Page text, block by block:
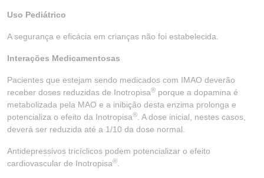
Uso Pediátrico
A segurança e eficácia em crianças não foi estabelecida.
Interações Medicamentosas
Pacientes que estejam sendo medicados com IMAO deverão
receber doses reduzidas de Inotropisa® porque a dopamina é
metabolizada pela MAO e a inibição desta enzima prolonga e
potencializa o efeito da Inotropisa® . A dose inicial, nestes casos,
deverá ser reduzida até a 1/10 da dose normal.
Antidepressivos tricíclicos podem potencializar o efeito
cardiovascular de Inotropisa®